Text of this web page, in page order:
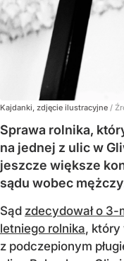
Kajdanki, zdjęcie ilustracyjne /
Sprawa rolnika,
na jednej z ulic w
jeszcze większe
sądu wobec
Sąd zdecydował o
letniego rolnika, który
z podczepionym